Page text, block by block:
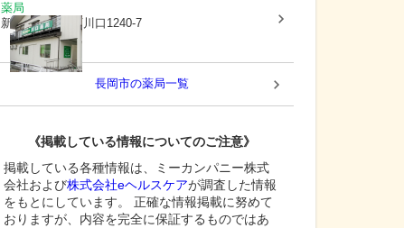
薬局
新潟県長岡市
西川口1240-7
長岡市の薬局一覧
《掲載している情報についてのご注意》
掲載している各種情報は、ミーカンパニー株式
会社および株式会社eヘルスケアが調査した情報
をもとにしています。 正確な情報掲載に努めて
おりますが、内容を完全に保証するものではあ